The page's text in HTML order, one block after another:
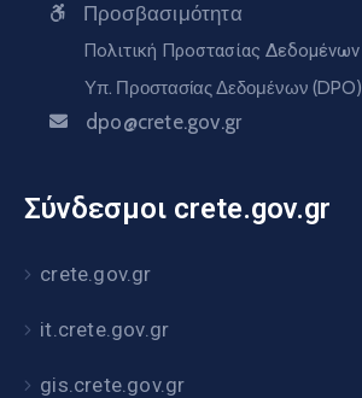
Προσβασιμότητα
Πολιτική Προστασίας Δεδομένων
Υπ. Προστασίας Δεδομένων (DPO)
dpo@crete.gov.gr
Σύνδεσμοι crete.gov.gr
crete.gov.gr
it.crete.gov.gr
gis.crete.gov.gr